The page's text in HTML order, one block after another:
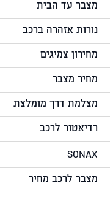
מצבר עד הבית
נורות אזהרה ברכב
מחירון צמיגים
מחיר מצבר
מצלמת דרך מומלצת
רדיאטור לרכב
SONAX
מצבר לרכב מחיר